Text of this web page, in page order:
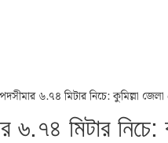
৬.৭৪ মিটার নিচে: কুমিল্লা জেলা
৬.৭৪ মিটার